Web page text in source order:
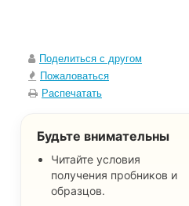
Поделиться с другом
Пожаловаться
Распечатать
Будьте внимательны
Читайте условия
получения пробников и
образцов.